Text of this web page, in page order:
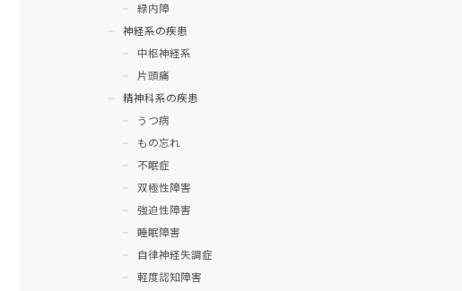
緑内障
神経系の疾患
中枢神経系
片頭痛
精神科系の疾患
うつ病
もの忘れ
不眠症
双極性障害
強迫性障害
睡眠障害
自律神経失調症
軽度認知障害